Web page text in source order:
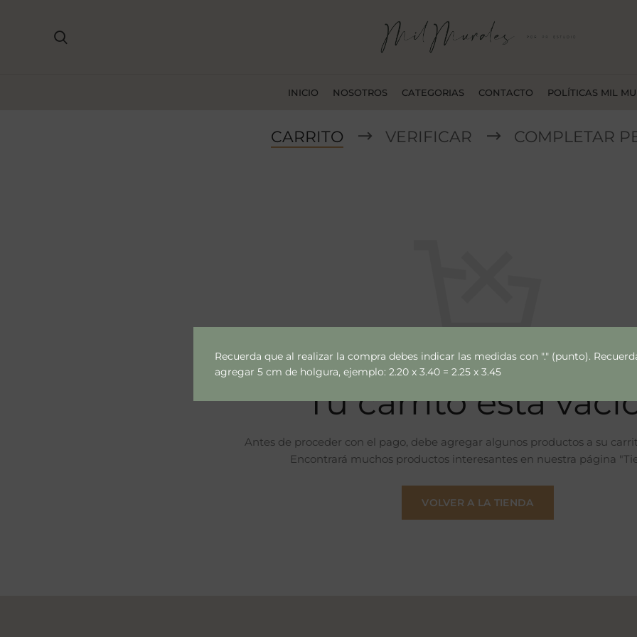
Recuerda que al realizar la compra debes indicar las medidas con "." (punto).
agregar 5 cm de holgura, ejemplo: 2.20 x 3.40 = 2.25 x 3.45
INICIO NOSOTROS CATEGORIAS CONTACTO POLÍTICAS MIL
CARRITO VERIFICAR COMPLETAR
Tu carrito está
Antes de proceder con el pago, debe agregar algunos productos a su
Encontrará muchos productos interesantes en nuestra página
VOLVER A LA TIENDA